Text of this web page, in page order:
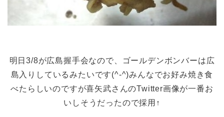
明日3/8が広島握手会なので、ゴールデンボンバーは広
島入りしているみたいです(^-^)みんなでお好み焼き食
べたらしいのですが喜矢武さんのTwitter画像が一番お
いしそうだったので採用↑